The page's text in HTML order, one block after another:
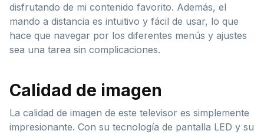
disfrutando de mi contenido favorito. Además, el
mando a distancia es intuitivo y fácil de usar, lo que
hace que navegar por los diferentes menús y ajustes
sea una tarea sin complicaciones.
Calidad de imagen
La calidad de imagen de este televisor es simplemente
impresionante. Con su tecnología de pantalla LED y su